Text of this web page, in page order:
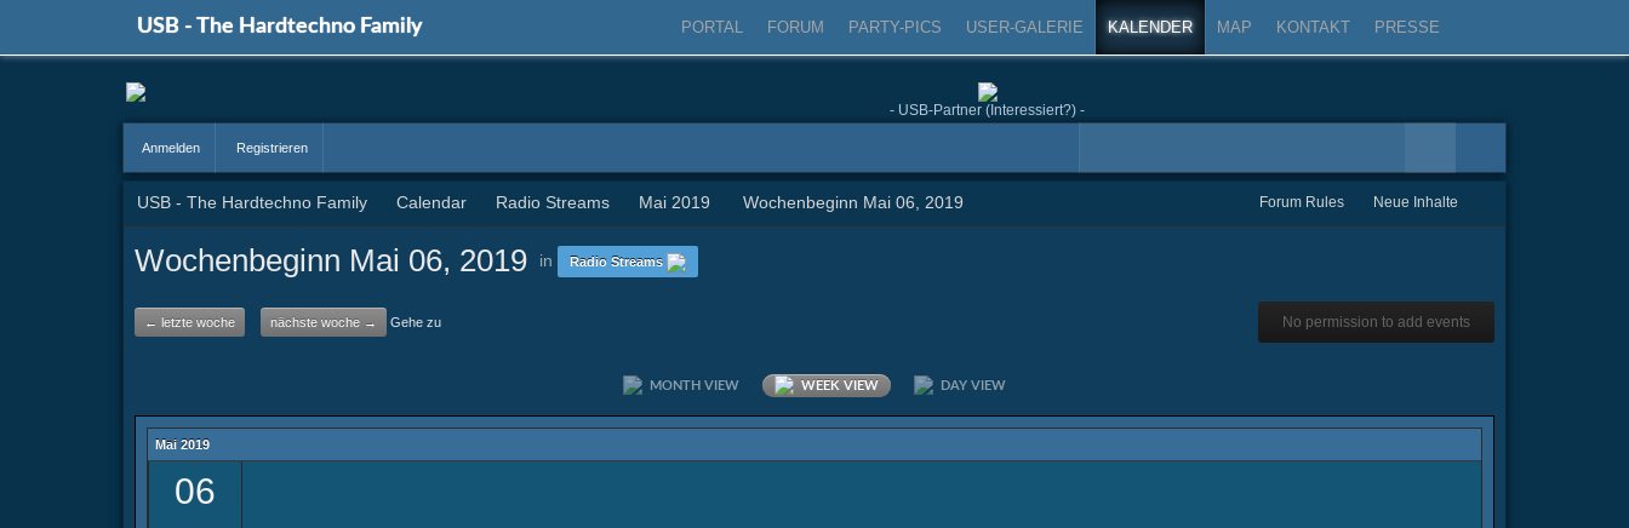
USB - The Hardtechno Family PORTAL FORUM PARTY-PICS USER-GALERIE KALENDER MAP KONTAKT PRESSE
- USB-Partner (Interessiert?) -
Anmelden Registrieren
USB - The Hardtechno Family Calendar Radio Streams Mai 2019 Wochenbeginn Mai 06, 2019 Forum Rules Neue Inhalte
Wochenbeginn Mai 06, 2019 in Radio Streams
← letzte woche nächste woche → Gehe zu No permission to add events
MONTH VIEW WEEK VIEW DAY VIEW
Mai 2019
06